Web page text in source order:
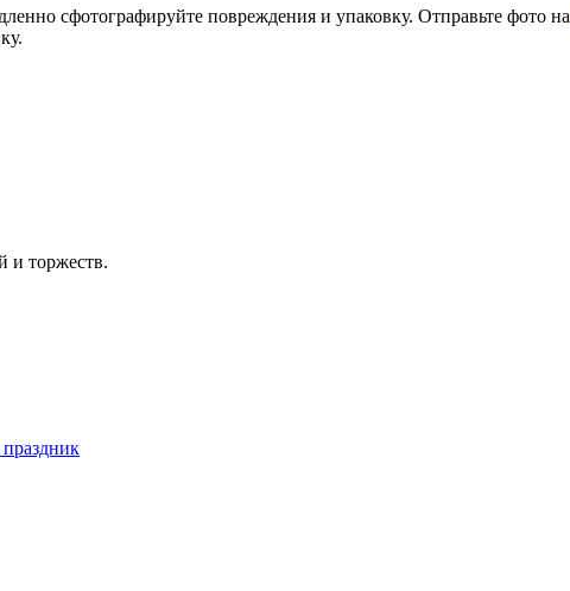
сфотографируйте повреждения и упаковку. Отправьте фото на
и торжеств.